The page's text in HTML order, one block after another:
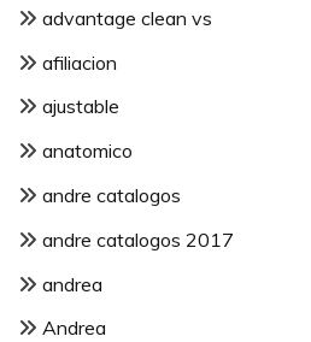
advantage clean vs
afiliacion
ajustable
anatomico
andre catalogos
andre catalogos 2017
andrea
Andrea